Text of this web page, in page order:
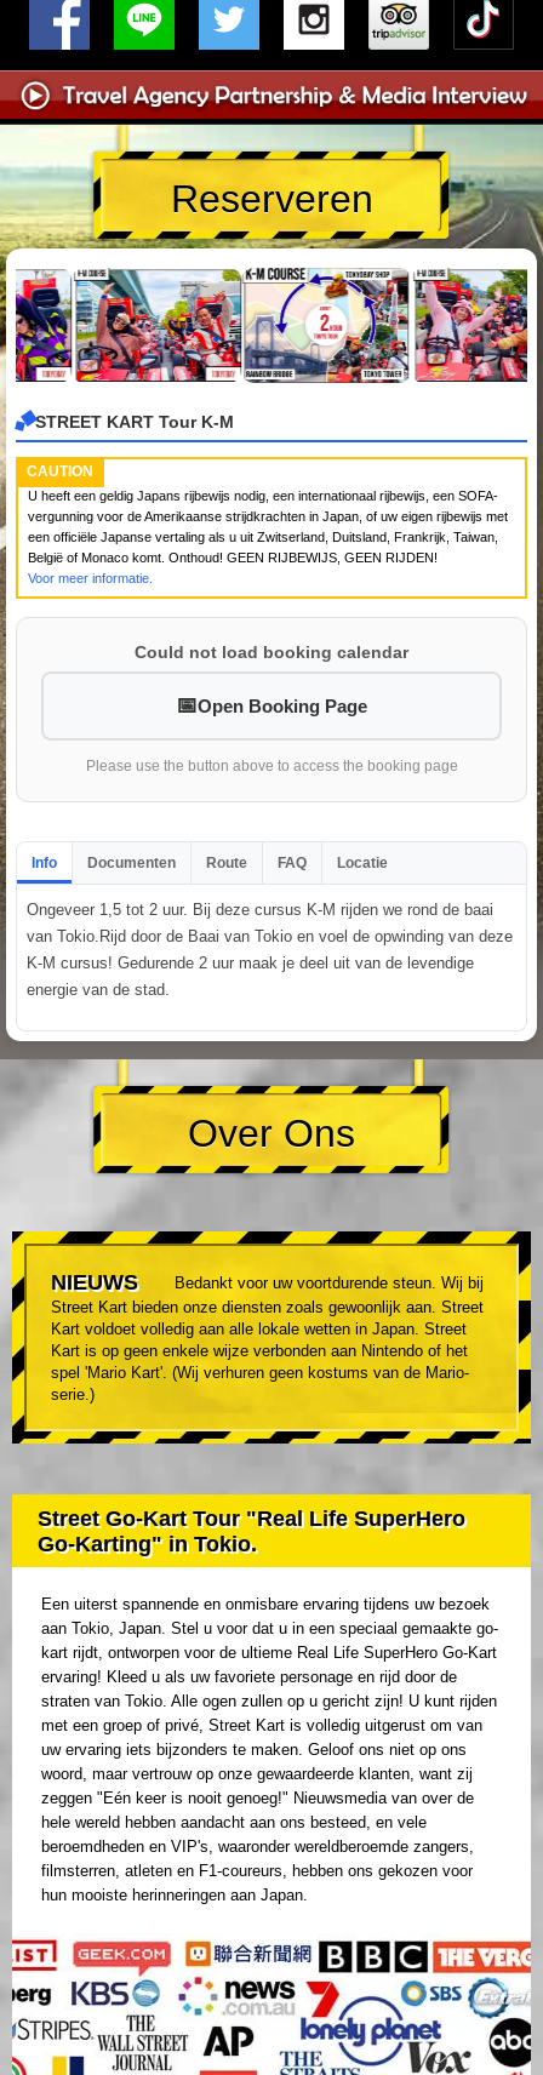
Reserveren
STREET KART Tour K-M
CAUTION
U heeft een geldig Japans rijbewijs nodig, een internationaal rijbewijs, een SOFA-
vergunning voor de Amerikaanse strijdkrachten in Japan, of uw eigen rijbewijs met
een officiële Japanse vertaling als u uit Zwitserland, Duitsland, Frankrijk, Taiwan,
België of Monaco komt. Onthoud! GEEN RIJBEWIJS, GEEN RIJDEN!
Voor meer informatie.
Could not load booking calendar
Open Booking Page
Please use the button above to access the booking page
Info Documenten Route FAQ Locatie
Ongeveer 1,5 tot 2 uur. Bij deze cursus K-M rijden we rond de baai
van Tokio.Rijd door de Baai van Tokio en voel de opwinding van deze
K-M cursus! Gedurende 2 uur maak je deel uit van de levendige
energie van de stad.
Over Ons
NIEUWS
Bedankt voor uw voortdurende steun. Wij bij
Street Kart bieden onze diensten zoals gewoonlijk aan. Street
Kart voldoet volledig aan alle lokale wetten in Japan. Street
Kart is op geen enkele wijze verbonden aan Nintendo of het
spel 'Mario Kart'. (Wij verhuren geen kostums van de Mario-
serie.)
Street Go-Kart Tour "Real Life SuperHero
Go-Karting" in Tokio.
Een uiterst spannende en onmisbare ervaring tijdens uw bezoek
aan Tokio, Japan. Stel u voor dat u in een speciaal gemaakte go-
kart rijdt, ontworpen voor de ultieme Real Life SuperHero Go-Kart
ervaring! Kleed u als uw favoriete personage en rijd door de
straten van Tokio. Alle ogen zullen op u gericht zijn! U kunt rijden
met een groep of privé, Street Kart is volledig uitgerust om van
uw ervaring iets bijzonders te maken. Geloof ons niet op ons
woord, maar vertrouw op onze gewaardeerde klanten, want zij
zeggen "Eén keer is nooit genoeg!" Nieuwsmedia van over de
hele wereld hebben aandacht aan ons besteed, en vele
beroemdheden en VIP's, waaronder wereldberoemde zangers,
filmsterren, atleten en F1-coureurs, hebben ons gekozen voor
hun mooiste herinneringen aan Japan.